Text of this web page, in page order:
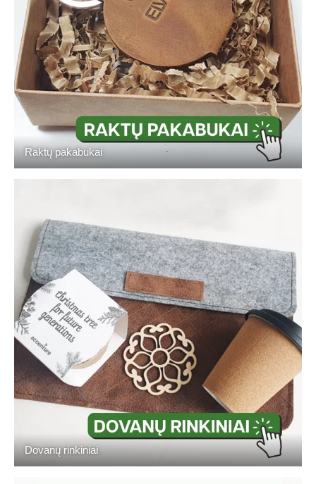
Raktų pakabukai
Dovanų rinkiniai